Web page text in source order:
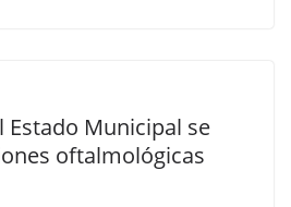
Estado Municipal se
oftalmológicas